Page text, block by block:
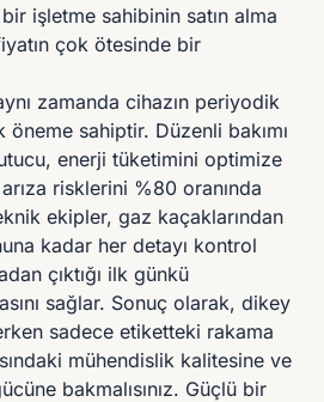
işletme sahibinin satın alma
çok ötesinde bir
zamanda cihazın periyodik
öneme sahiptir. Düzenli bakımı
enerji tüketimini optimize
risklerini %80 oranında
ekipler, gaz kaçaklarından
kadar her detayı kontrol
çıktığı ilk günkü
sağlar. Sonuç olarak, dikey
sadece etiketteki rakama
mühendislik kalitesine ve
bakmalısınız. Güçlü bir